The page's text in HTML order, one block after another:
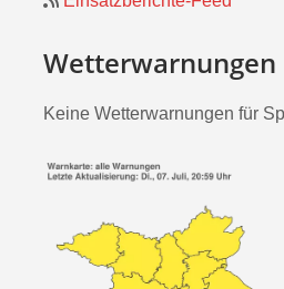
Wetterwarnungen
Keine Wetterwarnungen für